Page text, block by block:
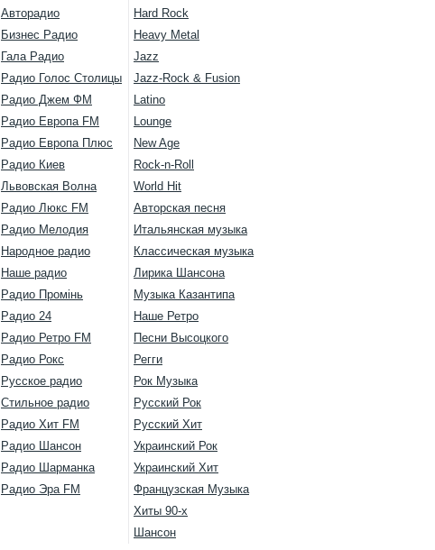
Авторадио
Бизнес Радио
Гала Радио
Радио Голос Столицы
Радио Джем ФМ
Радио Европа FM
Радио Европа Плюс
Радио Киев
Львовская Волна
Радио Люкс FM
Радио Мелодия
Народное радио
Наше радио
Радио Промінь
Радио 24
Радио Ретро FM
Радио Рокс
Русское радио
Стильное радио
Радио Хит FM
Радио Шансон
Радио Шарманка
Радио Эра FM
Hard Rock
Heavy Metal
Jazz
Jazz-Rock & Fusion
Latino
Lounge
New Age
Rock-n-Roll
World Hit
Авторская песня
Итальянская музыка
Классическая музыка
Лирика Шансона
Музыка Казантипа
Наше Ретро
Песни Высоцкого
Регги
Рок Музыка
Русский Рок
Русский Хит
Украинский Рок
Украинский Хит
Французская Музыка
Хиты 90-х
Шансон